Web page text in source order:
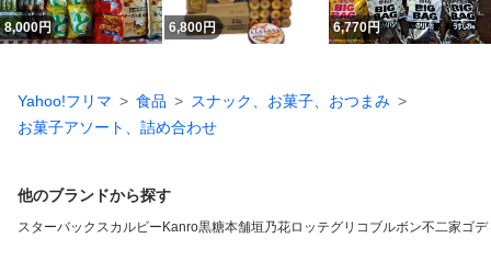
8,000円 6,800円 6,770円
Yahoo!フリマ 食品
スナック、お菓子、おつまみ
お菓子アソート、詰め合わせ
他のブランドから探す
スターバックスカルビー Kanro黒糖本舗垣乃花ロッテグリコ ブルボン不二家ゴデ